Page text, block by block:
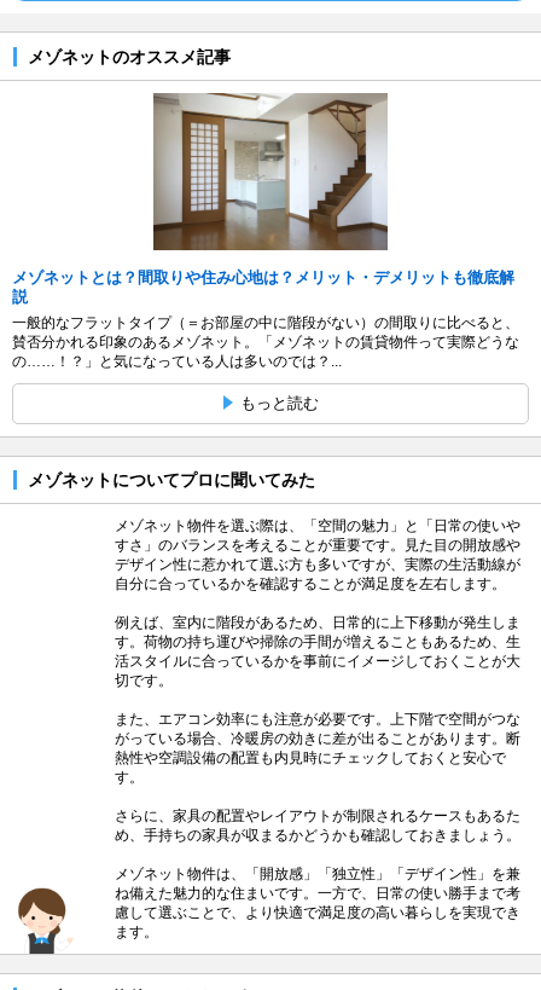
メゾネットのオススメ記事
メゾネットとは？間取りや住み心地は？メリット・デメリットも徹底解
説
一般的なフラットタイプ（＝お部屋の中に階段がない）の間取りに比べると、
賛否分かれる印象のあるメゾネット。「メゾネットの賃貸物件って実際どうな
の……！？」と気になっている人は多いのでは？...
もっと読む
メゾネットについてプロに聞いてみた
メゾネット物件を選ぶ際は、「空間の魅力」と「日常の使いや
すさ」のバランスを考えることが重要です。見た目の開放感や
デザイン性に惹かれて選ぶ方も多いですが、実際の生活動線が
自分に合っているかを確認することが満足度を左右します。
例えば、室内に階段があるため、日常的に上下移動が発生しま
す。荷物の持ち運びや掃除の手間が増えることもあるため、生
活スタイルに合っているかを事前にイメージしておくことが大
切です。
また、エアコン効率にも注意が必要です。上下階で空間がつな
がっている場合、冷暖房の効きに差が出ることがあります。断
熱性や空調設備の配置も内見時にチェックしておくと安心で
す。
さらに、家具の配置やレイアウトが制限されるケースもあるた
め、手持ちの家具が収まるかどうかも確認しておきましょう。
メゾネット物件は、「開放感」「独立性」「デザイン性」を兼
ね備えた魅力的な住まいです。一方で、日常の使い勝手まで考
慮して選ぶことで、より快適で満足度の高い暮らしを実現でき
ます。